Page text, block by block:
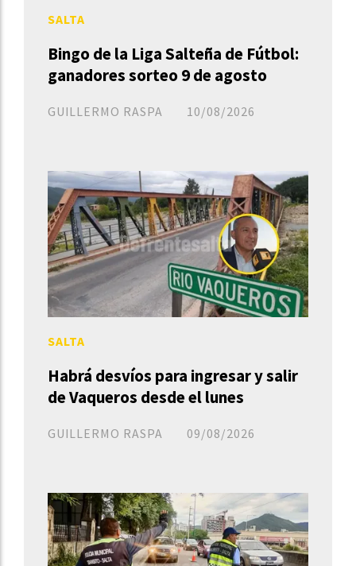
Bingo de la Liga Salteña de Fútbol:
ganadores sorteo 9 de agosto
GUILLERMO RASPA
SALTA
10/08/2026
Habrá desvíos para ingresar y salir
de Vaqueros desde el lunes
GUILLERMO RASPA
SALTA
09/08/2026